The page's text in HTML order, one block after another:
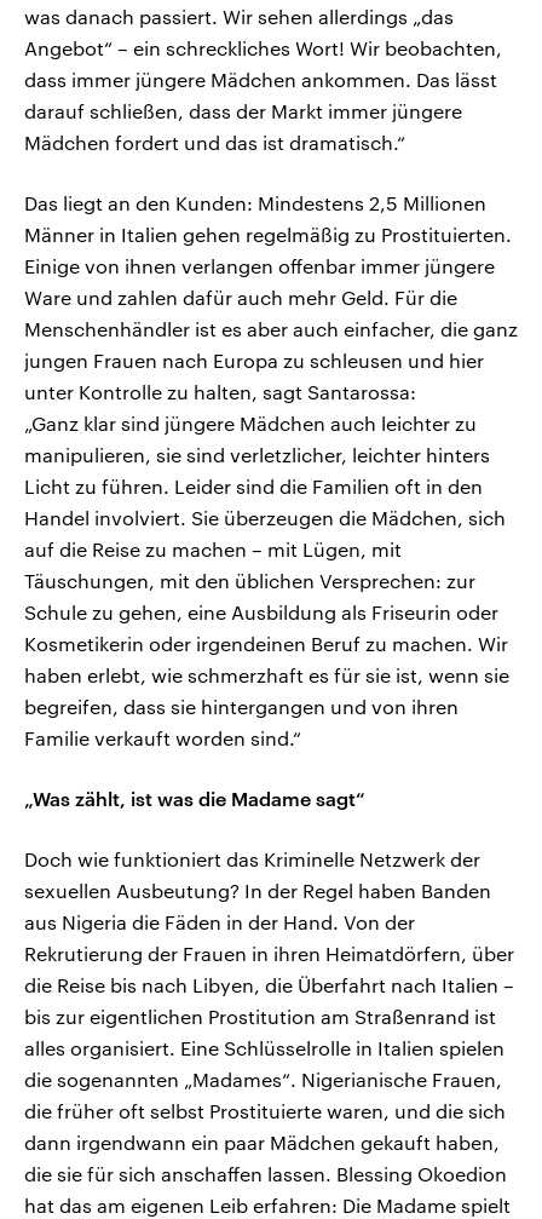
was danach passiert. Wir sehen allerdings „das
Angebot“ – ein schreckliches Wort! Wir beobachten,
dass immer jüngere Mädchen ankommen. Das lässt
darauf schließen, dass der Markt immer jüngere
Mädchen fordert und das ist dramatisch.“
Das liegt an den Kunden: Mindestens 2,5 Millionen
Männer in Italien gehen regelmäßig zu Prostituierten.
Einige von ihnen verlangen offenbar immer jüngere
Ware und zahlen dafür auch mehr Geld. Für die
Menschenhändler ist es aber auch einfacher, die ganz
jungen Frauen nach Europa zu schleusen und hier
unter Kontrolle zu halten, sagt Santarossa:
„Ganz klar sind jüngere Mädchen auch leichter zu
manipulieren, sie sind verletzlicher, leichter hinters
Licht zu führen. Leider sind die Familien oft in den
Handel involviert. Sie überzeugen die Mädchen, sich
auf die Reise zu machen – mit Lügen, mit
Täuschungen, mit den üblichen Versprechen: zur
Schule zu gehen, eine Ausbildung als Friseurin oder
Kosmetikerin oder irgendeinen Beruf zu machen. Wir
haben erlebt, wie schmerzhaft es für sie ist, wenn sie
begreifen, dass sie hintergangen und von ihren
Familie verkauft worden sind.“
„Was zählt, ist was die Madame sagt“
Doch wie funktioniert das Kriminelle Netzwerk der
sexuellen Ausbeutung? In der Regel haben Banden
aus Nigeria die Fäden in der Hand. Von der
Rekrutierung der Frauen in ihren Heimatdörfern, über
die Reise bis nach Libyen, die Überfahrt nach Italien –
bis zur eigentlichen Prostitution am Straßenrand ist
alles organisiert. Eine Schlüsselrolle in Italien spielen
die sogenannten „Madames“. Nigerianische Frauen,
die früher oft selbst Prostituierte waren, und die sich
dann irgendwann ein paar Mädchen gekauft haben,
die sie für sich anschaffen lassen. Blessing Okoedion
hat das am eigenen Leib erfahren: Die Madame spielt